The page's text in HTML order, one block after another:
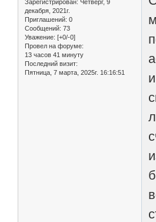
Зарегистрирован: Четверг, 9
декабря, 2021г.
Приглашений: 0
Сообщений: 73
Уважение: [+0/-0]
Провел на форуме:
13 часов 41 минуту
Последний визит:
Пятница, 7 марта, 2025г. 16:16:51